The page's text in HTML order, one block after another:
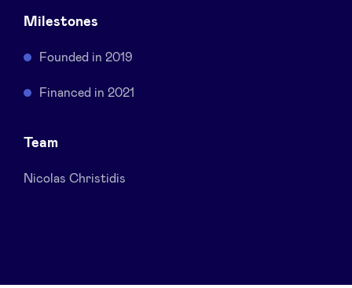
BeAngels x PMV
Toegang 'dealflow' investeerder
Milestones
Founded in 2019
Financed in 2021
Team
Nicolas Christidis